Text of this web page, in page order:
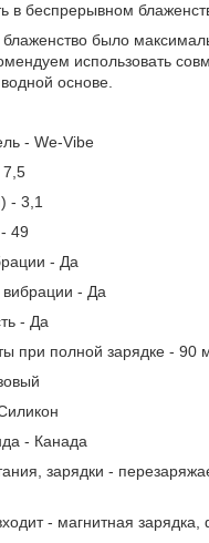
в беспрерывном
блаженство было
использовать
основе.
- We-Vibe
- 3,1
49
- Да
вибрации - Да
- Да
при полной зарядке - 90
- Канада
зарядки -
- магнитная зарядка,